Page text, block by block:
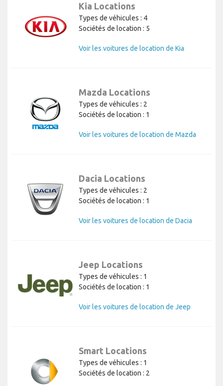
Kia Locations
Types de véhicules : 4
Sociétés de location : 5
Voir les voitures de location de Kia
Mazda Locations
Types de véhicules : 2
Sociétés de location : 1
Voir les voitures de location de Mazda
Dacia Locations
Types de véhicules : 2
Sociétés de location : 1
Voir les voitures de location de Dacia
Jeep Locations
Types de véhicules : 1
Sociétés de location : 1
Voir les voitures de location de Jeep
Smart Locations
Types de véhicules : 1
Sociétés de location : 2